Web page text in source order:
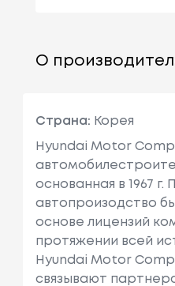
О
Страна: Корея
Hyundai Motor
основанная в 1967 г.
автопроизодство
основе лицензий
протяжении всей
Hyundai Motor
связывают